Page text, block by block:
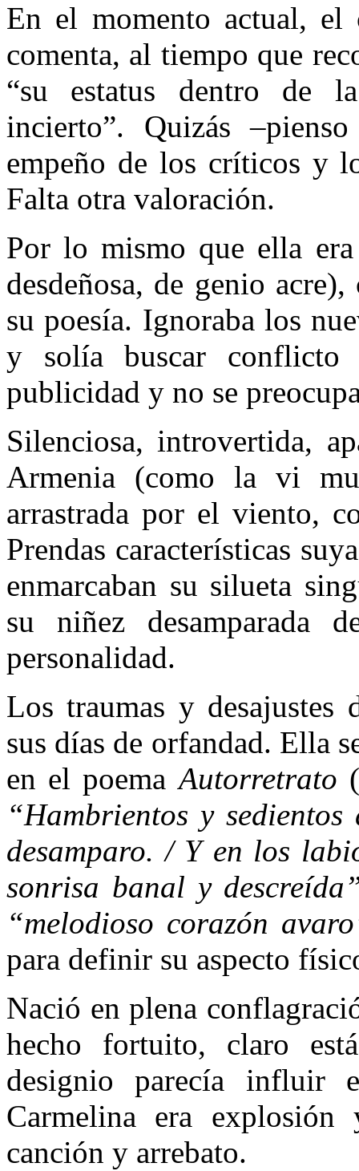
En el momento actual,
comenta, al tiempo que
“su estatus dentro de
incierto”. Quizás
empeño de los críticos y
Falta otra valoración.
Por lo mismo que ella
desdeñosa, de genio
su poesía. Ignoraba los
y solía buscar
publicidad y no se
Silenciosa, introvertida,
Armenia (como la vi
arrastrada por el viento,
Prendas características
enmarcaban su silueta
su niñez desamparada
personalidad.
Los traumas y desajustes
sus días de orfandad. Ella
en el poemaAutorretrato
“Hambrientos y
desamparo. / Y en los
sonrisa banal y
“melodioso corazón
para definir su aspecto
Nació en plena
hecho fortuito, claro
designio parecía influir
Carmelina era
canción y arrebato.